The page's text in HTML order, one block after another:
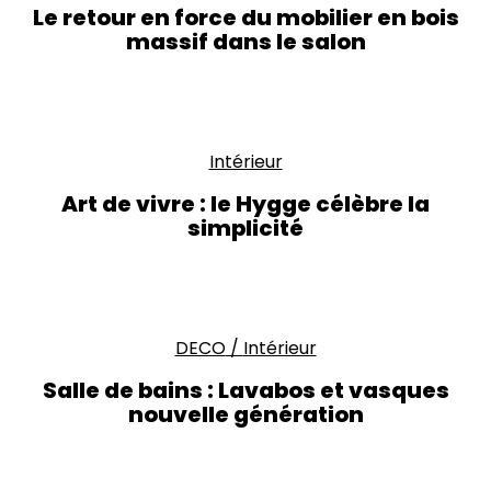
Le retour en force du mobilier en bois
massif dans le salon
Intérieur
Art de vivre : le Hygge célèbre la
simplicité
DECO/ Intérieur
Salle de bains : Lavabos et vasques
nouvelle génération